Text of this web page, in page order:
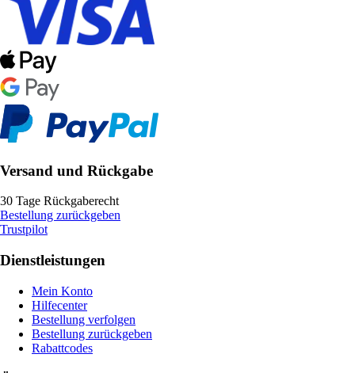
Versand und Rückgabe
30 Tage Rückgaberecht
Bestellung zurückgeben
Trustpilot
Dienstleistungen
Mein Konto
Hilfecenter
Bestellung verfolgen
Bestellung zurückgeben
Rabattcodes